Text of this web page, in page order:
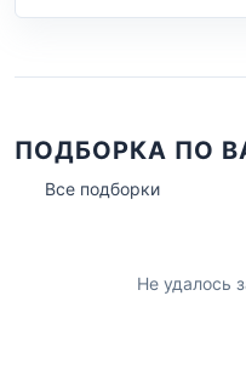
ПОДБОРКА ПО
Все подборки
Не удалось